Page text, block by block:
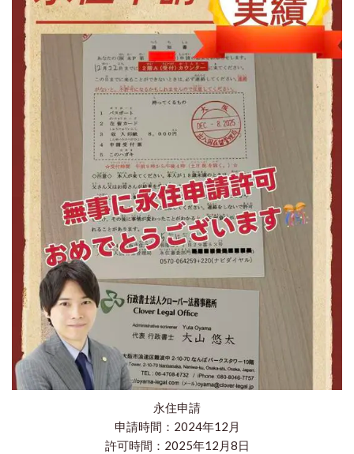
永住申請
申請時間：2024年12月
許可時間：2025年12月8日